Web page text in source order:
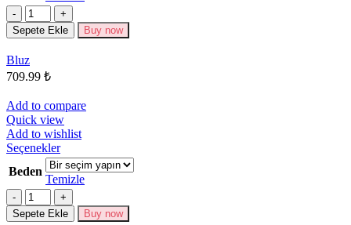
fazla
varyasyonu
var.
Miktar
Sepete Ekle Buy now
Bluz
709.99 ₺
Add to compare
Quick view
Add to wishlist
SeçeneklerBu
ürünün
birden
fazla
varyasyonu
var.
Beden
Temizle
Miktar
Sepete Ekle Buy now